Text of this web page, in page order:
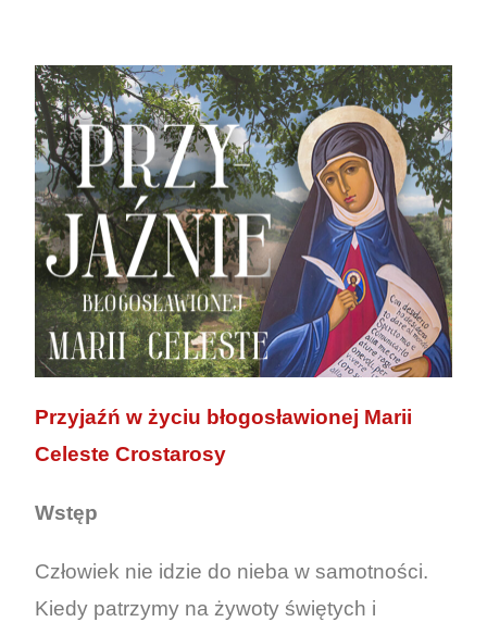
Przyjaźń w życiu błogosławionej Marii
Celeste Crostarosy
Wstęp
Człowiek nie idzie do nieba w samotności.
Kiedy patrzymy na żywoty świętych i